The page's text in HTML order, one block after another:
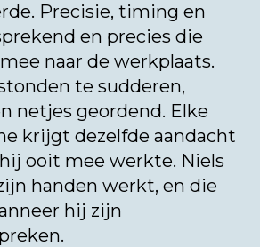
Precisie, timing en
en precies die
naar de werkplaats.
te sudderen,
netjes geordend. Elke
krijgt dezelfde aandacht
ooit mee werkte. Niels
handen werkt, en die
hij zijn